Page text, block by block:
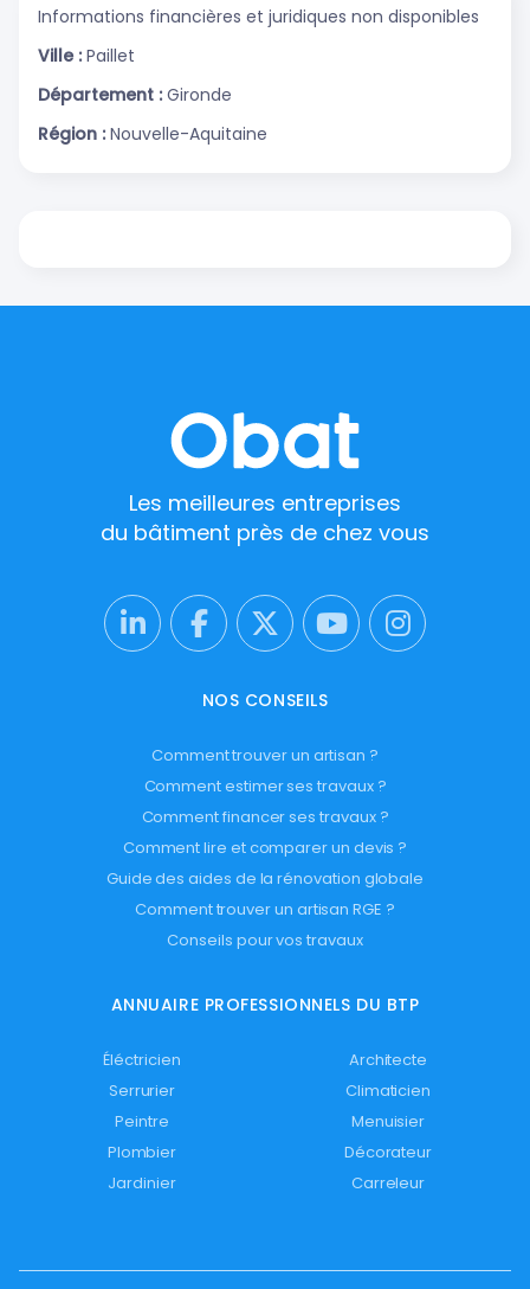
Informations financières et juridiques non disponibles
Ville : Paillet
Département : Gironde
Région : Nouvelle-Aquitaine
Les meilleures entreprises
du bâtiment près de chez vous
NOS CONSEILS
Comment trouver un artisan ?
Comment estimer ses travaux ?
Comment financer ses travaux ?
Comment lire et comparer un devis ?
Guide des aides de la rénovation globale
Comment trouver un artisan RGE ?
Conseils pour vos travaux
ANNUAIRE PROFESSIONNELS DU BTP
Éléctricien
Architecte
Serrurier
Climaticien
Peintre
Menuisier
Plombier
Décorateur
Jardinier
Carreleur